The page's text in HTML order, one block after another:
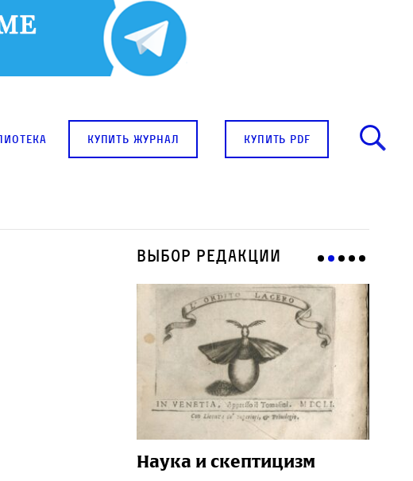
купить журнал купить pdf
Выбор редакции
Наука и скептицизм